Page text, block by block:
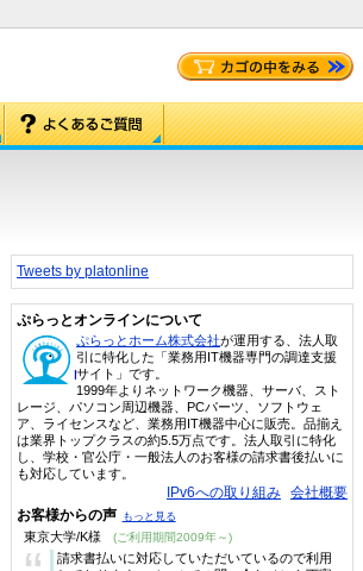
Tweets by platonline
ぷらっとオンラインについて
ぷらっとホーム株式会社が運用する、法人取
引に特化した「業務用IT機器専門の調達支援
サイト」です。
1999年よりネットワーク機器、サーバ、スト
レージ、パソコン周辺機器、PCパーツ、ソフトウェ
ア、ライセンスなど、業務用IT機器中心に販売。品揃え
は業界トップクラスの約5.5万点です。法人取引に特化
し、学校・官公庁・一般法人のお客様の請求書後払いに
も対応しています。
IPv6への取り組み 会社概要
お客様からの声 もっと見る
東京大学/K様 (ご利用期間2009年～)
請求書払いに対応していただいているので利用